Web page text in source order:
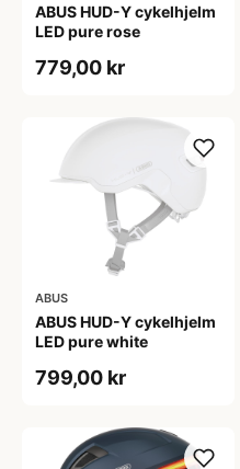
ABUS HUD-Y cykelhjelm
LED pure rose
779,00 kr
ABUS
ABUS HUD-Y cykelhjelm
LED pure white
799,00 kr